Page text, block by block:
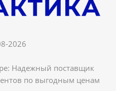
2026
Надежный поставщик
по выгодным ценам